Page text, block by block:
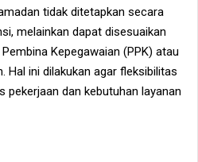
tidak ditetapkan secara
melainkan dapat disesuaikan
Kepegawaian (PPK) atau
Hal ini dilakukan agar fleksibilitas
pekerjaan dan kebutuhan layanan